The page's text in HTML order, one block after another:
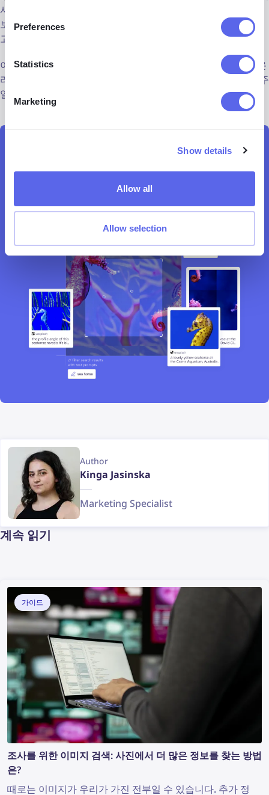
Preferences
Statistics
Marketing
Show details
Allow all
Allow selection
시도해 보세요 - 박물관 및 아카이브의 디지털 컬렉션을 탐색해
보세요. 소셜 미디어 플랫폼은 현대적인 트렌드에 대한 보물 창
고일 수 있지만 저작권을 존중하는 것을 잊지 마세요.
이러한 기술을 마스터함으로써, 당신은 일반적인 검색자에서 온
라인 이미지 탐정으로 변모하여 필요한 모든 상황에 완벽한 비주
얼을 찾아내는 데 성공할 것입니다. 행복한 사냥을!
lenso.ai로 사진 찾기
이미지 찾기
Author
Kinga Jasinska
Marketing Specialist
계속 읽기
가이드
조사를 위한 이미지 검색: 사진에서 더 많은 정보를 찾는 방법
은?
때로는 이미지가 우리가 가진 전부일 수 있습니다. 추가 정